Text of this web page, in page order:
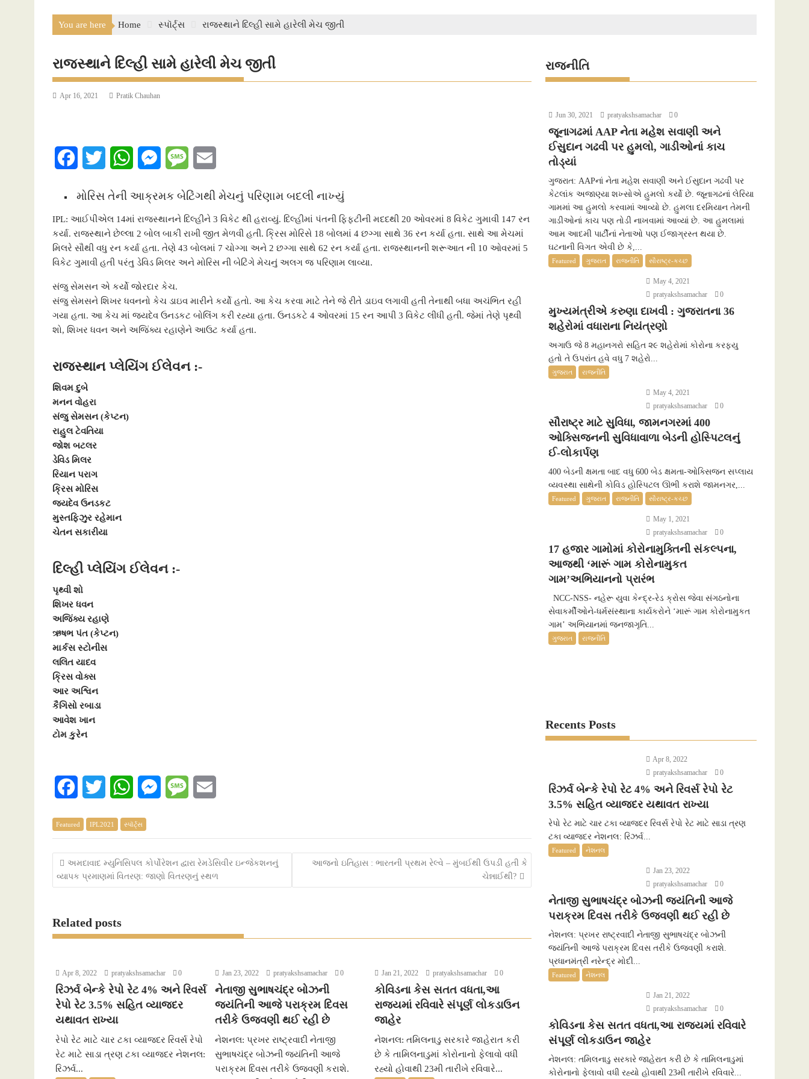
You are here Home સ્પૉર્ટ્સ રાજસ્થાને દિલ્હી સામે હારેલી મેચ જીતી
રાજસ્થાને દિલ્હી સામે હારેલી મેચ જીતી
Apr 16, 2021 Pratik Chauhan
b
k
t
t
r
W
s
p
M
e
e
s
a
મોરિસ તેની આક્રમક બેટિંગથી મેચનું પરિણામ બદલી નાખ્યું
IPL: આઈપીએલ 14માં રાજસ્થાનને દિલ્હીને 3 વિકેટ થી હરાવ્યું. દિલ્હીમાં પંતની ફિફટીની મદદથી 20 ઓવરમાં 8 વિકેટ ગુમાવી 147 રન
કર્યા. રાજસ્થાને છેલ્લા 2 બોલ બાકી રાખી જીત મેળવી હતી. ક્રિસ મોરિસે 18 બોલમાં 4 છગ્ગા સાથે 36 રન કર્યા હતા. સાથે આ મેચમાં
મિલરે સૌથી વધુ રન કર્યા હતા. તેણે 43 બોલમાં 7 ચોગ્ગા અને 2 છગ્ગા સાથે 62 રન કર્યા હતા. રાજસ્થાનની શરૂઆત ની 10 ઓવરમાં 5
વિકેટ ગુમાવી હતી પરંતુ ડેવિડ મિલર અને મોરિસ ની બેટિંગે મેચનું અલગ જ પરિણામ લાવ્યા.
સંજુ સેમસન એ કર્યો જોરદાર કેચ.
સંજુ સેમસને શિખર ધવનનો કેચ ડાઇવ મારીને કર્યો હતો. આ કેચ કરવા માટે તેને જે રીતે ડાઇવ લગાવી હતી તેનાથી બધા અચંભિત રહી
ગયા હતા. આ કેચ માં જયદેવ ઉનડકટ બોલિંગ કરી રહ્યા હતા. ઉનડકટે 4 ઓવરમાં 15 રન આપી 3 વિકેટ લીધી હતી. જેમાં તેણે પૃથ્વી
શો, શિખર ધવન અને અજિંક્ય રહાણેને આઉટ કર્યા હતા.
રાજસ્થાન પ્લેયિંગ ઈલેવન :-
શિવમ દુબે
મનન વોહરા
સંજુ સેમસન (કેપ્ટન)
રાહુલ ટેવતિયા
જોશ બટલર
ડેવિડ મિલર
રિયાન પરાગ
ક્રિસ મોરિસ
જયદેવ ઉનડકટ
મુસ્તફિઝુર રહેમાન
ચેતન સકારીયા
દિલ્હી પ્લેયિંગ ઈલેવન :-
પૃથ્વી શો
શિખર ધવન
અજિંક્ય રહાણે
ઋષભ પંત (કેપ્ટન)
માર્કસ સ્ટોનીસ
લલિત યાદવ
ક્રિસ વોક્સ
આર અશ્વિન
કૈગિસો રબાડા
આવેશ ખાન
ટોમ કુરેન
c
e
b
o
i
t
t
r
W
a
t
s
M
s
e
r
s
a
i
l
Featured IPL2021 સ્પૉર્ટ્સ
Post
navigation
અમદાવાદ મ્યુનિસિપલ કોર્પોરેશન દ્વારા રેમડેસિવીર ઇન્જેકશનનું
વ્યાપક પ્રમાણમાં વિતરણ: જાણો વિતરણનું સ્થળ
આજનો ઇતિહાસ : ભારતની પ્રથમ રેલ્વે – મુંબઈથી ઉપડી હતી કે
ચેન્નાઈથી?
Related posts
Apr 8, 2022 pratyakshsamachar 0
રિઝર્વ બેન્કે રેપો રેટ 4% અને રિવર્સ
રેપો રેટ 3.5% સહિત વ્યાજદર
યથાવત રાખ્યા
રેપો રેટ માટે ચાર ટકા વ્યાજદર રિવર્સ રેપો
રેટ માટે સાડા ત્રણ ટકા વ્યાજદર નેશનલ:
રિઝર્વ...
Jan 23, 2022 pratyakshsamachar 0
નેતાજી સુભાષચંદ્ર બોઝની
જયંતિની આજે પરાક્રમ દિવસ
તરીકે ઉજવણી થઈ રહી છે
નેશનલ: પ્રખર રાષ્ટ્રવાદી નેતાજી
સુભાષચંદ્ર બોઝની જયંતિની આજે
પરાક્રમ દિવસ તરીકે ઉજવણી કરાશે.
Jan 21, 2022 pratyakshsamachar 0
કોવિડના કેસ સતત વધતા,આ
રાજ્યમાં રવિવારે સંપૂર્ણ લોકડાઉન
જાહેર
નેશનલ: તમિલનાડુ સરકારે જાહેરાત કરી
છે કે તામિલનાડુમાં કોરોનાનો ફેલાવો વધી
રહ્યો હોવાથી 23મી તારીખે રવિવારે...
રાજનીતિ
Jun 30, 2021 pratyakshsamachar 0
જૂનાગઢમાં AAP નેતા મહેશ સવાણી અને
ઈસુદાન ગઢવી પર હુમલો, ગાડીઓનાં કાચ
તોડ્યાં
ગુજરાત: AAPનાં નેતા મહેશ સવાણી અને ઈસુદાન ગઢવી પર
કેટલાંક અજાણ્યા શખ્સોએ હુમલો કર્યો છે. જૂનાગઢનાં લેરિયા
ગામમાં આ હુમલો કરવામાં આવ્યો છે. હુમલા દરમિયાન તેમની
ગાડીઓનાં કાચ પણ તોડી નાખવામાં આવ્યાં છે. આ હુમલામાં
આમ આદમી પાર્ટીનાં નેતાઓ પણ ઈજાગ્રસ્ત થયા છે.
ઘટનાની વિગત એવી છે કે,...
Featured ગુજરાત રાજનીતિ સૌરાષ્ટ્ર-કચ્છ
May 4, 2021
pratyakshsamachar
0
મુખ્યમંત્રીએ કરુણા દાખવી : ગુજરાતના 36
શહેરોમાં વધારાના નિયંત્રણો
અગાઉ જે 8 મહાનગરો સહિત ૨૯ શહેરોમાં કોરોના કરફ્યુ
હતો તે ઉપરાંત હવે વધુ 7 શહેરો...
ગુજરાત રાજનીતિ
May 4, 2021
pratyakshsamachar
0
સૌરાષ્ટ્ર માટે સુવિધા, જામનગરમાં 400
ઓક્સિજનની સુવિધાવાળા બેડની હોસ્પિટલનું
ઈ-લોકાર્પણ
400 બેડની ક્ષમતા બાદ વધુ 600 બેડ ક્ષમતા-ઓક્સિજન સપ્લાય
વ્યવસ્થા સાથેની કોવિડ હોસ્પિટલ ઊભી કરાશે જામનગર,...
Featured ગુજરાત રાજનીતિ સૌરાષ્ટ્ર-કચ્છ
May 1, 2021
pratyakshsamachar
0
17 હજાર ગામોમાં કોરોનામુક્તિની સંકલ્પના,
આજથી ‘મારૂં ગામ કોરોનામુકત
ગામ’અભિયાનનો પ્રારંભ
NCC-NSS- નહેરૂ યુવા કેન્દ્ર-રેડ ક્રોસ જેવા સંગઠનોના
સેવાકર્મીઓને-ધર્મસંસ્થાના કાર્યકરોને ‘મારૂં ગામ કોરોનામુકત
ગામ’ અભિયાનમાં જનજાગૃતિ...
ગુજરાત રાજનીતિ
Recents Posts
Apr 8, 2022
pratyakshsamachar
0
રિઝર્વ બેન્કે રેપો રેટ 4% અને રિવર્સ રેપો રેટ
3.5% સહિત વ્યાજદર યથાવત રાખ્યા
રેપો રેટ માટે ચાર ટકા વ્યાજદર રિવર્સ રેપો રેટ માટે સાડા ત્રણ
ટકા વ્યાજદર નેશનલ: રિઝર્વ...
Featured નેશનલ
Jan 23, 2022
pratyakshsamachar
0
નેતાજી સુભાષચંદ્ર બોઝની જયંતિની આજે
પરાક્રમ દિવસ તરીકે ઉજવણી થઈ રહી છે
નેશનલ: પ્રખર રાષ્ટ્રવાદી નેતાજી સુભાષચંદ્ર બોઝની
જયંતિની આજે પરાક્રમ દિવસ તરીકે ઉજવણી કરાશે.
પ્રધાનમંત્રી નરેન્દ્ર મોદી...
Featured નેશનલ
Jan 21, 2022
pratyakshsamachar
0
કોવિડના કેસ સતત વધતા,આ રાજ્યમાં રવિવારે
સંપૂર્ણ લોકડાઉન જાહેર
નેશનલ: તમિલનાડુ સરકારે જાહેરાત કરી છે કે તામિલનાડુમાં
કોરોનાનો ફેલાવો વધી રહ્યો હોવાથી 23મી તારીખે રવિવારે...